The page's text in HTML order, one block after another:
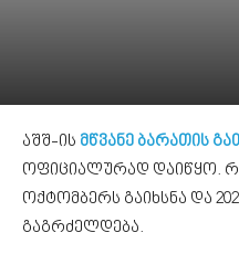
აშშ-ის მწვანე ბარათის
ოფიციალურად დაიწყო.
ოქტომბერს გაიხსნა და
გაგრძელდება.